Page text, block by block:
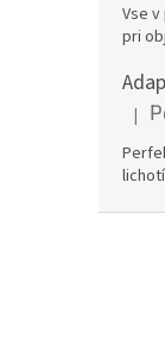
Vse
pri
|